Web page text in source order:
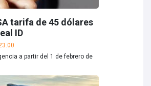
tarifa de 45 dólares
ID
a partir del 1 de febrero de